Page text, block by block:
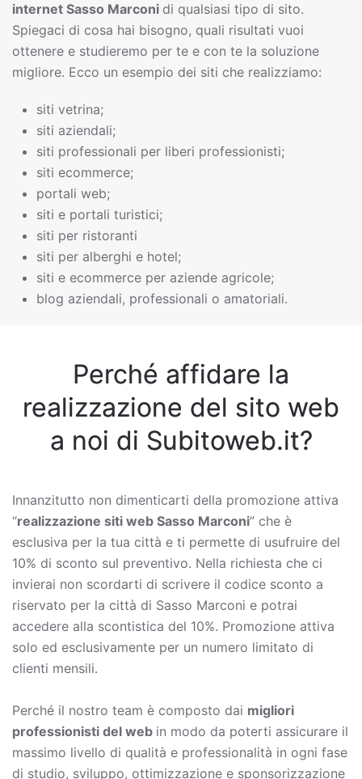
internet Sasso Marconi di qualsiasi tipo di sito.
Spiegaci di cosa hai bisogno, quali risultati vuoi
ottenere e studieremo per te e con te la soluzione
migliore. Ecco un esempio dei siti che realizziamo:
siti vetrina;
siti aziendali;
siti professionali per liberi professionisti;
siti ecommerce;
portali web;
siti e portali turistici;
siti per ristoranti
siti per alberghi e hotel;
siti e ecommerce per aziende agricole;
blog aziendali, professionali o amatoriali.
Perché affidare la
realizzazione del sito web
a noi di Subitoweb.it?
Innanzitutto non dimenticarti della promozione attiva
“realizzazione siti web Sasso Marconi” che è
esclusiva per la tua città e ti permette di usufruire del
10% di sconto sul preventivo. Nella richiesta che ci
invierai non scordarti di scrivere il codice sconto a
riservato per la città di Sasso Marconi e potrai
accedere alla scontistica del 10%. Promozione attiva
solo ed esclusivamente per un numero limitato di
clienti mensili.
Perché il nostro team è composto dai migliori
professionisti del web in modo da poterti assicurare il
massimo livello di qualità e professionalità in ogni fase
di studio, sviluppo, ottimizzazione e sponsorizzazione